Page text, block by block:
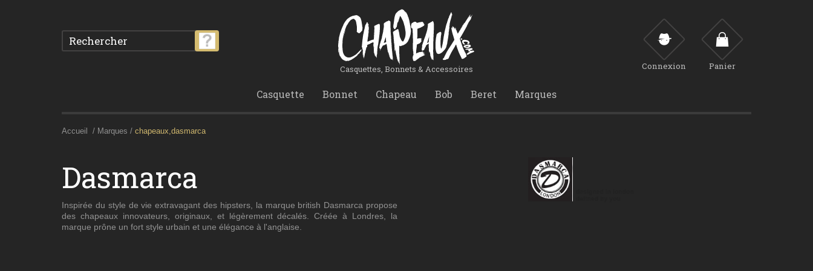
Casquettes, Bonnets & Accessoires Connexion Panier
Casquette Bonnet Chapeau Bob Beret Marques
Accueil Marques chapeaux,dasmarca
Dasmarca
Inspirée du style de vie extravagant des hipsters, la marque british Dasmarca propose
des chapeaux innovateurs, originaux, et légèrement décalés. Créée à Londres, la
marque prône un fort style urbain et une élégance à l'anglaise.